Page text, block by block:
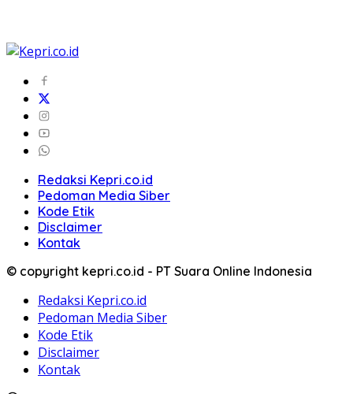
Redaksi Kepri.co.id
Pedoman Media Siber
Kode Etik
Disclaimer
Kontak
© copyright kepri.co.id - PT Suara Online Indonesia
Redaksi Kepri.co.id
Pedoman Media Siber
Kode Etik
Disclaimer
Kontak